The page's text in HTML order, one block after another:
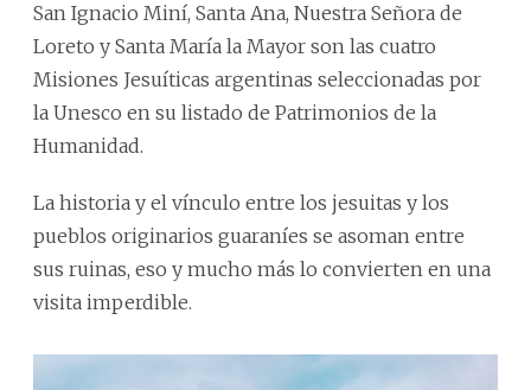
San Ignacio Miní, Santa Ana, Nuestra Señora de
Loreto y Santa María la Mayor son las cuatro
Misiones Jesuíticas argentinas seleccionadas por
la Unesco en su listado de Patrimonios de la
Humanidad.
La historia y el vínculo entre los jesuitas y los
pueblos originarios guaraníes se asoman entre
sus ruinas, eso y mucho más lo convierten en una
visita imperdible.